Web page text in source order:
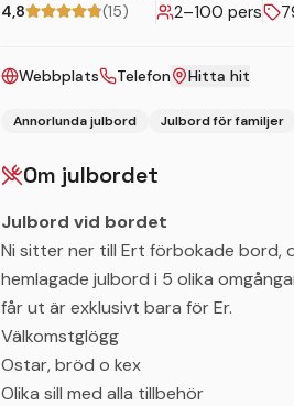
4,8 (15) 2–100 pers
Webbplats Telefon Hitta hit
Annorlunda julbord Julbord för familjer
Om julbordet
Julbord vid bordet
Ni sitter ner till Ert förbokade bord,
hemlagade julbord i 5 olika
får ut är exklusivt bara för Er.
Välkomstglögg
Ostar, bröd o kex
Olika sill med alla tillbehör